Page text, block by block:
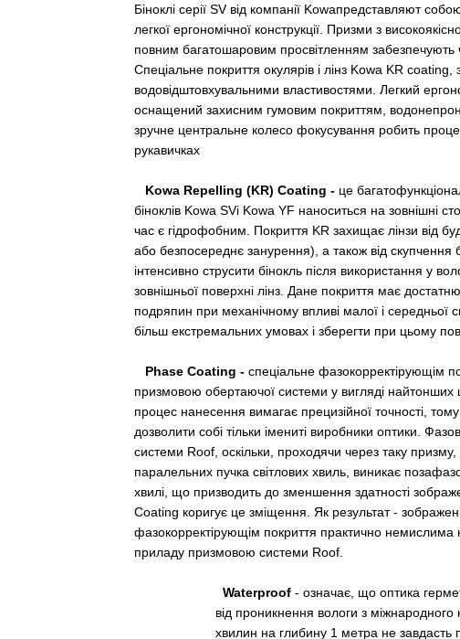
Біноклі серії SV від компанії Kowaпредставляют
легкої ергономічної конструкції. Призми з
повним багатошаровим просвітленням забезпечують
Спеціальне покриття окулярів і лінз Kowa KR
водовідштовхувальними властивостями. Легкий
оснащений захисним гумовим покриттям,
зручне центральне колесо фокусування робить
рукавичках
Kowa Repelling (KR) Coating - це
біноклів Kowa SVі Kowa YF наноситься на зовнішні
час є гідрофобним. Покриття KR захищає лінзи від
або безпосереднє занурення), а також від скупчення
інтенсивно струсити бінокль після використання у
зовнішньої поверхні лінз. Дане покриття має
подряпин при механічному впливі малої і середньої
більш екстремальних умовах і зберегти при цьому
Phase Coating - спеціальне фазокорректірующім
призмовою обертаючої системи у вигляді найтонших
процес нанесення вимагає прецизійної точності,
дозволити собі тільки імениті виробники оптики.
системи Roof, оскільки, проходячи через таку призму,
паралельних пучка світлових хвиль, виникає
хвилі, що призводить до зменшення здатності
Coating коригує це зміщення. Як результат -
фазокорректірующім покриття практично немислима
приладу призмовою системи Roof.
Waterproof - означає, що оптика
від проникнення вологи з
хвилин на глибину 1 метра не